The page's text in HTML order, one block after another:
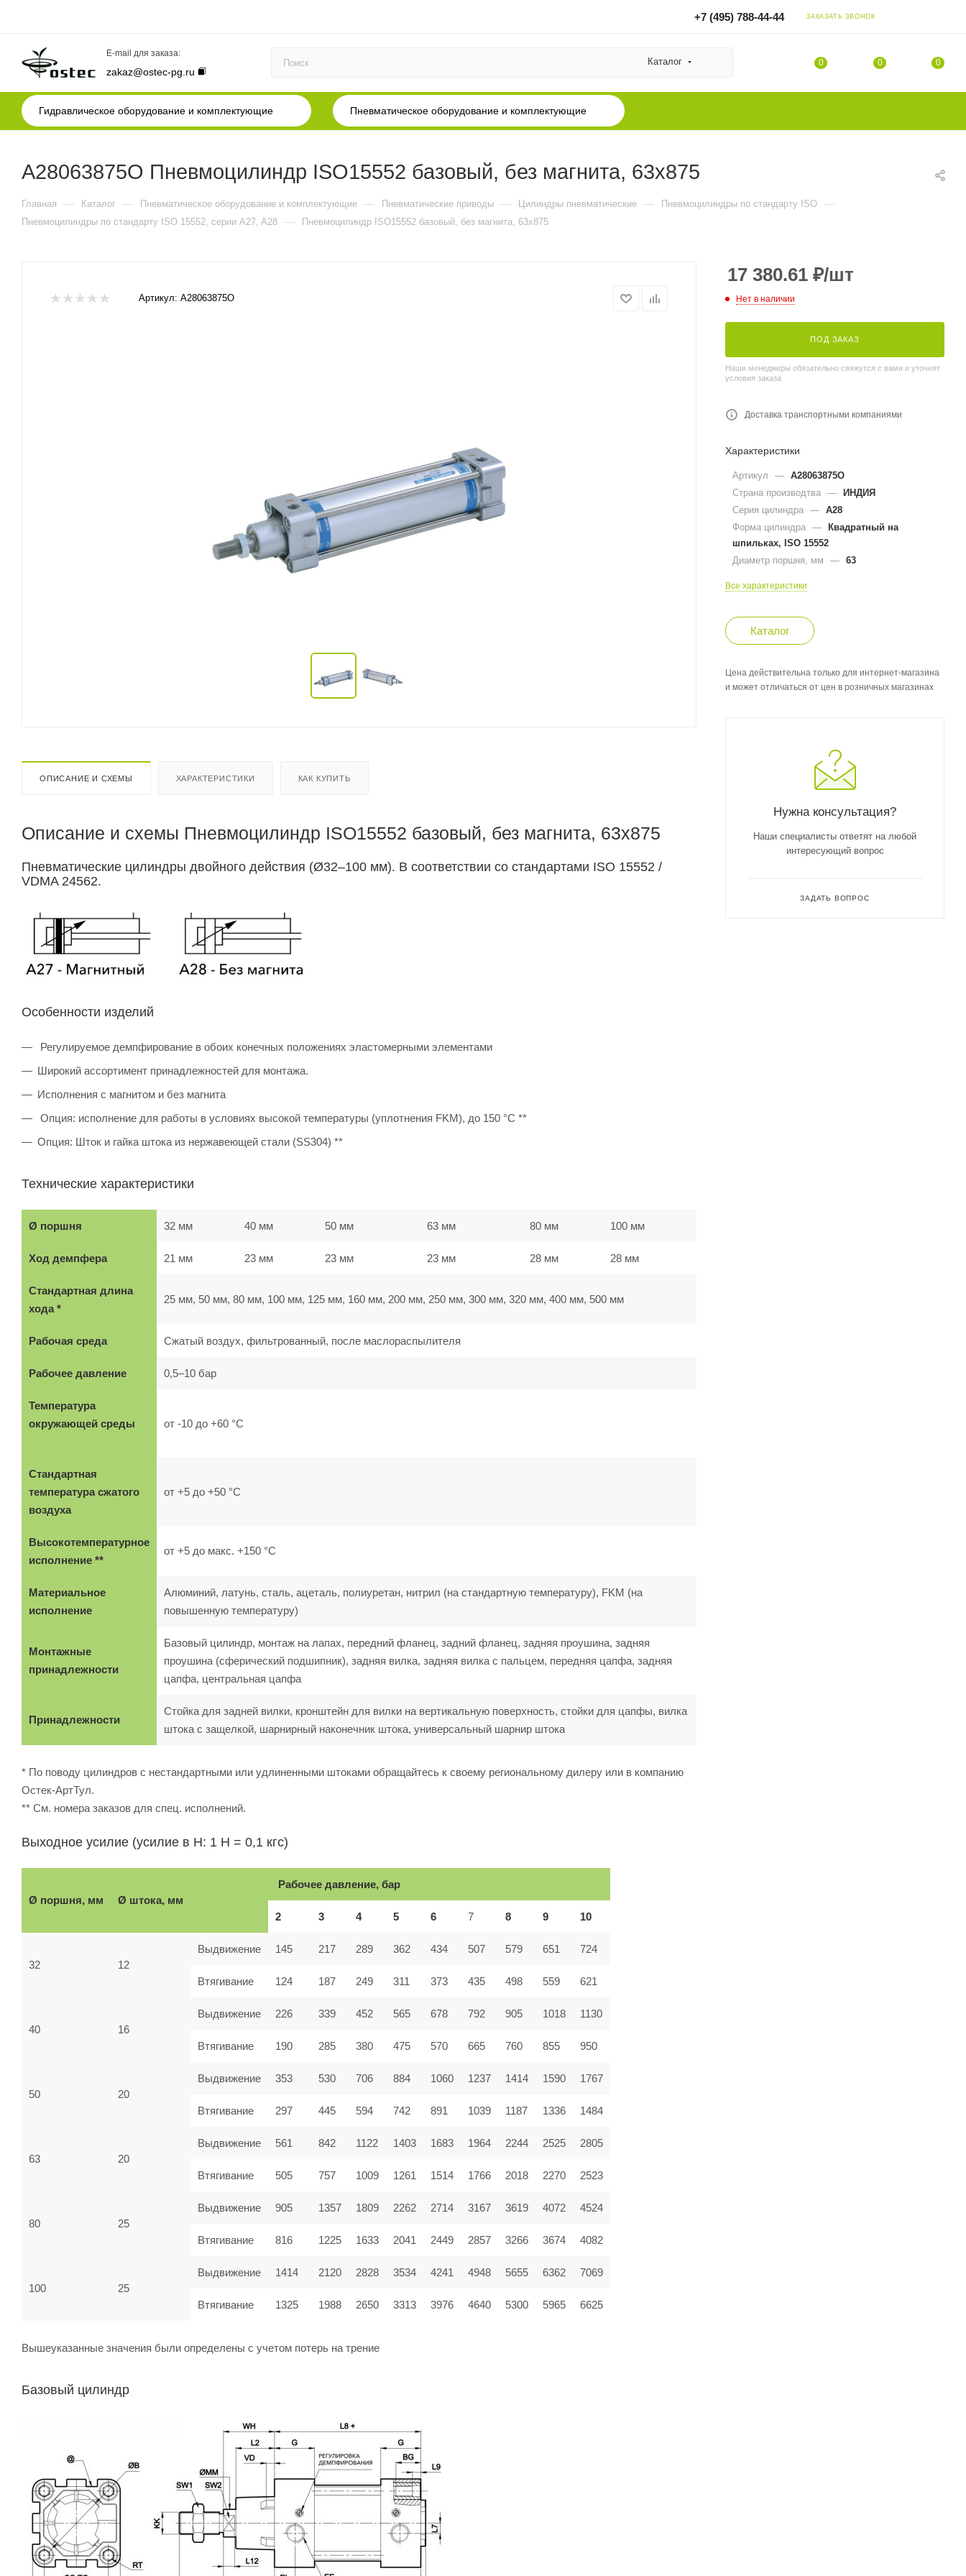
+7 (495) 788-44-44 ЗАКАЗАТЬ ЗВОНОК
E-mail для заказа:
zakaz@ostec-pg.ru
Каталог 0 0 0
Гидравлическое оборудование и комплектующие Пневматическое оборудование и комплектующие
A28063875O Пневмоцилиндр ISO15552 базовый, без магнита, 63x875
Главная — Каталог — Пневматическое оборудование и комплектующие — Пневматические приводы — Цилиндры пневматические — Пневмоцилиндры по стандарту ISO —
Пневмоцилиндры по стандарту ISO 15552, серии A27, A28 — Пневмоцилиндр ISO15552 базовый, без магнита, 63x875
Артикул: A28063875O
ОПИСАНИЕ И СХЕМЫ ХАРАКТЕРИСТИКИ КАК КУПИТЬ
Описание и схемы Пневмоцилиндр ISO15552 базовый, без магнита, 63x875
Пневматические цилиндры двойного действия (Ø32–100 мм). В соответствии со стандартами ISO 15552 /
VDMA 24562.
Особенности изделий
Регулируемое демпфирование в обоих конечных положениях эластомерными элементами
Широкий ассортимент принадлежностей для монтажа.
Исполнения с магнитом и без магнита
Опция: исполнение для работы в условиях высокой температуры (уплотнения FKM), до 150 °C **
Опция: Шток и гайка штока из нержавеющей стали (SS304) **
Технические характеристики
Ø поршня 32 мм 40 мм 50 мм 63 мм 80 мм 100 мм
Ход демпфера 21 мм 23 мм 23 мм 23 мм 28 мм 28 мм
Стандартная длина
хода *
25 мм, 50 мм, 80 мм, 100 мм, 125 мм, 160 мм, 200 мм, 250 мм, 300 мм, 320 мм, 400 мм, 500 мм
Рабочая среда Сжатый воздух, фильтрованный, после маслораспылителя
Рабочее давление 0,5–10 бар
Температура
окружающей среды
от -10 до +60 °C
Стандартная
температура сжатого
воздуха
от +5 до +50 °C
Высокотемпературное
исполнение **
от +5 до макс. +150 °C
Материальное
исполнение
Алюминий, латунь, сталь, ацеталь, полиуретан, нитрил (на стандартную температуру), FKM (на
повышенную температуру)
Монтажные
принадлежности
Базовый цилиндр, монтаж на лапах, передний фланец, задний фланец, задняя проушина, задняя
проушина (сферический подшипник), задняя вилка, задняя вилка с пальцем, передняя цапфа, задняя
цапфа, центральная цапфа
Принадлежности
Стойка для задней вилки, кронштейн для вилки на вертикальную поверхность, стойки для цапфы, вилка
штока с защелкой, шарнирный наконечник штока, универсальный шарнир штока
* По поводу цилиндров с нестандартными или удлиненными штоками обращайтесь к своему региональному дилеру или в компанию
Остек-АртТул.
** См. номера заказов для спец. исполнений.
Выходное усилие (усилие в Н: 1 Н = 0,1 кгс)
Ø поршня, мм Ø штока, мм
Рабочее давление, бар
2 3 4 5 6 7 8 9 10
32 12
Выдвижение 145 217 289 362 434 507 579 651 724
Втягивание 124 187 249 311 373 435 498 559 621
40 16
Выдвижение 226 339 452 565 678 792 905 1018 1130
Втягивание 190 285 380 475 570 665 760 855 950
50 20
Выдвижение 353 530 706 884 1060 1237 1414 1590 1767
Втягивание 297 445 594 742 891 1039 1187 1336 1484
63 20
Выдвижение 561 842 1122 1403 1683 1964 2244 2525 2805
Втягивание 505 757 1009 1261 1514 1766 2018 2270 2523
80 25
Выдвижение 905 1357 1809 2262 2714 3167 3619 4072 4524
Втягивание 816 1225 1633 2041 2449 2857 3266 3674 4082
100 25
Выдвижение 1414 2120 2828 3534 4241 4948 5655 6362 7069
Втягивание 1325 1988 2650 3313 3976 4640 5300 5965 6625
Вышеуказанные значения были определены с учетом потерь на трение
Базовый цилиндр
17 380.61 ₽/шт
Нет в наличии
ПОД ЗАКАЗ
Наши менеджеры обязательно свяжутся с вами и уточнят
условия заказа
Доставка транспортными компаниями
Характеристики
Артикул — A28063875O
Страна производтва — ИНДИЯ
Серия цилиндра — A28
Форма цилиндра — Квадратный на
шпильках, ISO 15552
Диаметр поршня, мм
— 63
Все характеристики
Каталог
Цена действительна только для интернет-магазина
и может отличаться от цен в розничных магазинах
Нужна консультация?
Наши специалисты ответят на любой
интересующий вопрос
ЗАДАТЬ ВОПРОС